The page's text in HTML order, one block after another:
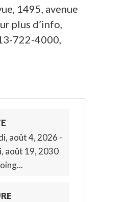
1495, avenue
plus d’info,
722-4000,
août 4, 2026 -
août 19, 2030